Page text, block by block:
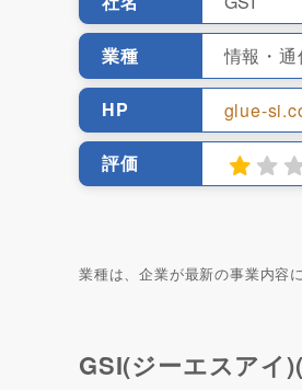
業種 情報・通
HP glue-
評価
業種は、企業が最新の事業内容
GSI(ジーエスアイ